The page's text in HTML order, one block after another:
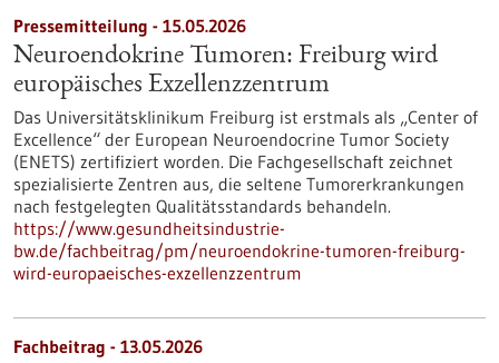
Pressemitteilung - 15.05.2026
Neuroendokrine Tumoren: Freiburg wird
europäisches Exzellenzzentrum
Das Universitätsklinikum Freiburg ist erstmals als „Center of
Excellence“ der European Neuroendocrine Tumor Society
(ENETS) zertifiziert worden. Die Fachgesellschaft zeichnet
spezialisierte Zentren aus, die seltene Tumorerkrankungen
nach festgelegten Qualitätsstandards behandeln.
https://www.gesundheitsindustrie-
bw.de/fachbeitrag/pm/neuroendokrine-tumoren-freiburg-
wird-europaeisches-exzellenzzentrum
Fachbeitrag - 13.05.2026